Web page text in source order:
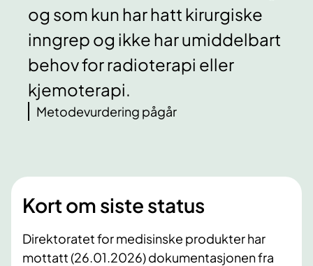
og som kun har hatt kirurgiske
inngrep og ikke har umiddelbart
behov for radioterapi eller
kjemoterapi.
Metodevurdering pågår
Kort om siste status
Direktoratet for medisinske produkter har
mottatt (26.01.2026) dokumentasjonen fra